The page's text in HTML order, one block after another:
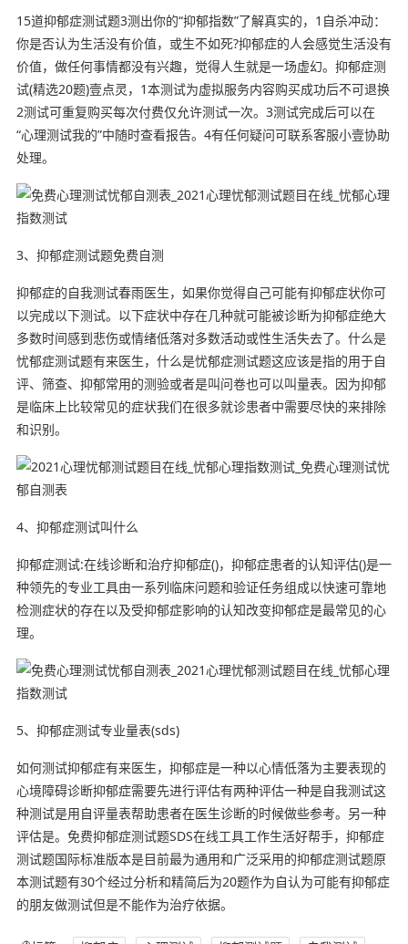
15道抑郁症测试题3测出你的“抑郁指数”了解真实的，1自杀冲动：
你是否认为生活没有价值，或生不如死?抑郁症的人会感觉生活没有
价值，做任何事情都没有兴趣，觉得人生就是一场虚幻。抑郁症测
试(精选20题)壹点灵，1本测试为虚拟服务内容购买成功后不可退换
2测试可重复购买每次付费仅允许测试一次。3测试完成后可以在
“心理测试我的”中随时查看报告。4有任何疑问可联系客服小壹协助
处理。
3、抑郁症测试题免费自测
抑郁症的自我测试春雨医生，如果你觉得自己可能有抑郁症状你可
以完成以下测试。以下症状中存在几种就可能被诊断为抑郁症绝大
多数时间感到悲伤或情绪低落对多数活动或性生活失去了。什么是
忧郁症测试题有来医生，什么是忧郁症测试题这应该是指的用于自
评、筛查、抑郁常用的测验或者是叫问卷也可以叫量表。因为抑郁
是临床上比较常见的症状我们在很多就诊患者中需要尽快的来排除
和识别。
4、抑郁症测试叫什么
抑郁症测试:在线诊断和治疗抑郁症()，抑郁症患者的认知评估()是一
种领先的专业工具由一系列临床问题和验证任务组成以快速可靠地
检测症状的存在以及受抑郁症影响的认知改变抑郁症是最常见的心
理。
5、抑郁症测试专业量表(sds)
如何测试抑郁症有来医生，抑郁症是一种以心情低落为主要表现的
心境障碍诊断抑郁症需要先进行评估有两种评估一种是自我测试这
种测试是用自评量表帮助患者在医生诊断的时候做些参考。另一种
评估是。免费抑郁症测试题SDS在线工具工作生活好帮手，抑郁症
测试题国际标准版本是目前最为通用和广泛采用的抑郁症测试题原
本测试题有30个经过分析和精简后为20题作为自认为可能有抑郁症
的朋友做测试但是不能作为治疗依据。